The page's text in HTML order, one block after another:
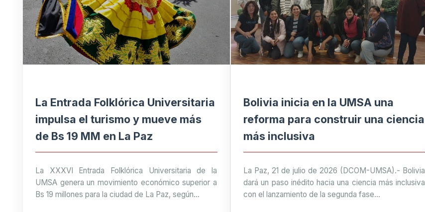
La Entrada Folklórica Universitaria
impulsa el turismo y mueve más
de Bs 19 MM en La Paz
La XXXVI Entrada Folklórica Universitaria de la
UMSA genera un movimiento económico superior a
Bs 19 millones para la ciudad de La Paz, según...
Bolivia inicia en la UMSA una
reforma para construir una ciencia
más inclusiva
La Paz, 21 de julio de 2026 (DCOM-UMSA).- Bolivia
dará un paso inédito hacia una ciencia más inclusiva
con el lanzamiento de la segunda fase...